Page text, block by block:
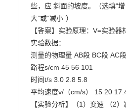
些，应 斜面的坡度。（选填“增
大”或“减小”）
【答案】实验原理：V=实验器
实验数据：
测量的物理量 AB段 BC段 AC段
路程s/cm 45 56 101
时间t/s 3.0 2.8 5.8
平均速度v/（cm/s） 15 20
【实验分析】（1）变速 （2）